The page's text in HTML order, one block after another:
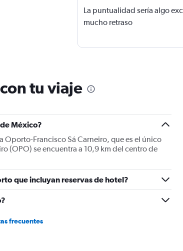
La puntualidad sería algo
mucho retraso
tu viaje
México?
Oporto-Francisco Sá Carneiro, que es el único
(OPO) se encuentra a 10,9 km del centro de
que incluyan reservas de hotel?
frecuentes